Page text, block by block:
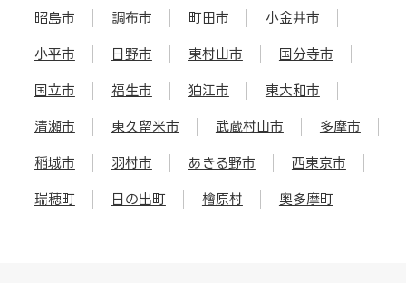
昭島市 調布市 町田市 小金井市
小平市 日野市 東村山市 国分寺市
国立市 福生市 狛江市 東大和市
清瀬市 東久留米市 武蔵村山市 多摩市
稲城市 羽村市 あきる野市 西東京市
瑞穂町 日の出町 檜原村 奥多摩町